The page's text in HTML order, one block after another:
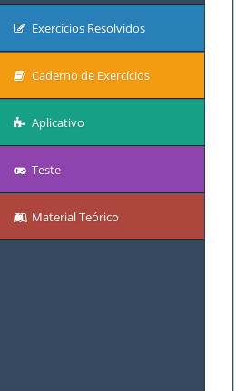
Exercícios Resolvidos
Caderno de Exercícios
Aplicativo
Teste
Material Teórico